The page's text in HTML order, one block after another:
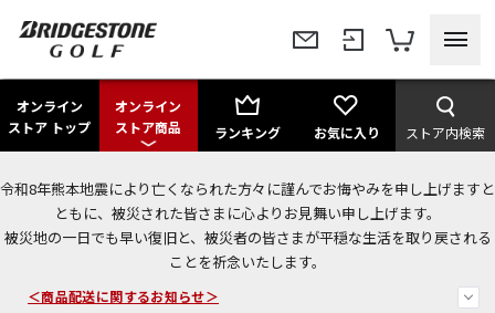
オンライン
ストア トップ
オンライン
ストア商品
ランキング お気に入り ストア内検索
令和8年熊本地震により亡くなられた方々に謹んでお悔やみを申し上げますと
ともに、被災された皆さまに心よりお見舞い申し上げます。
被災地の一日でも早い復旧と、被災者の皆さまが平穏な生活を取り戻される
ことを祈念いたします。
＜夏季休暇中のご注文・発送・お問い合わせ＞
今なら新規会員登録で1,000円OFFクーポンプレゼント！
＜商品配送に関するお知らせ＞